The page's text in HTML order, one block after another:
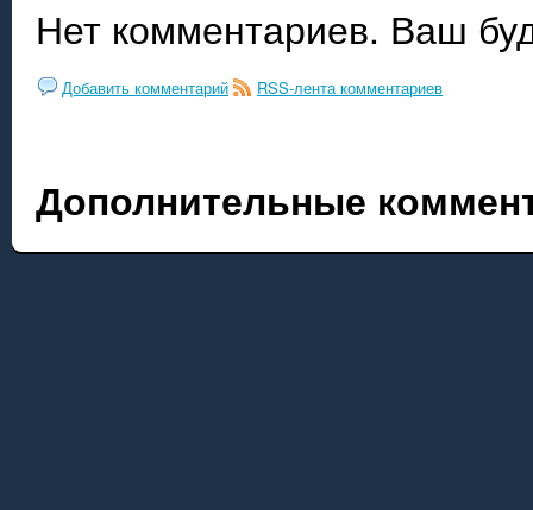
Нет комментариев. Ваш
Добавить комментарий RSS-лента комментариев
Дополнительные